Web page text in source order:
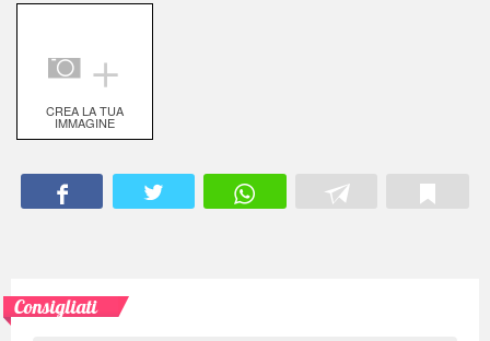
＋
CREA LA TUA
IMMAGINE
Consigliati